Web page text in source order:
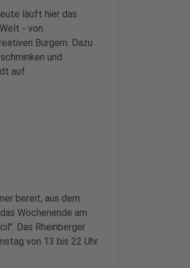
läuft hier das
- von
Burgern. Dazu
und
auf.
bereit, aus dem
Wochenende am
Das Rheinberger
von 13 bis 22 Uhr